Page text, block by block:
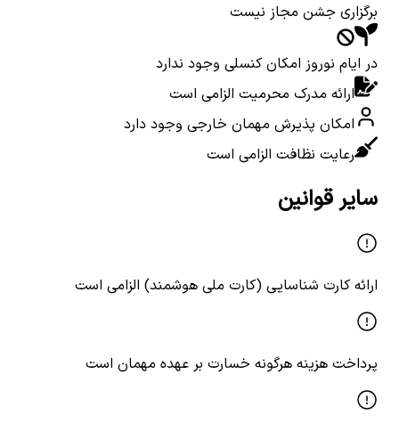
برگزاری جشن مجاز نیست
در ایام نوروز امکان کنسلی وجود ندارد
ارائه مدرک محرمیت الزامی است
امکان پذیرش مهمان خارجی وجود دارد
رعایت نظافت الزامی است
سایر قوانین
ارائه کارت شناسایی (کارت ملی هوشمند) الزامی است
پرداخت هزینه هرگونه خسارت بر عهده مهمان است